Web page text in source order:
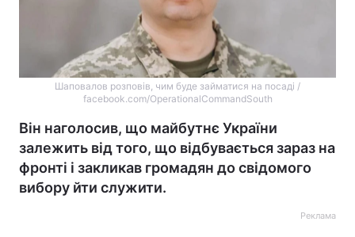
Шаповалов розповів, чим буде займатися на посаді /
facebook.com/OperationalCommandSouth
Він наголосив, що майбутнє України
залежить від того, що відбувається зараз на
фронті і закликав громадян до свідомого
вибору йти служити.
Реклама